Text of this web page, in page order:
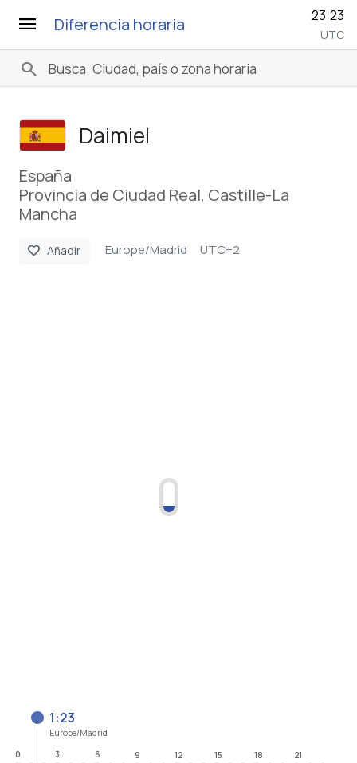
menu Diferencia horaria 23:23
UTC
search
Daimiel
España
Provincia de Ciudad Real, Castille-La
Mancha
favorite Añadir Europe/Madrid UTC+2
1:23
Europe/Madrid
0
3 6 9 12 15 18 21